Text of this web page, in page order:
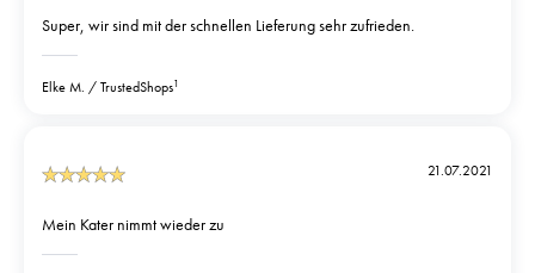
Super, wir sind mit der schnellen Lieferung sehr zufrieden.
Elke M. TrustedShops1
21.07.2021
Mein Kater nimmt wieder zu